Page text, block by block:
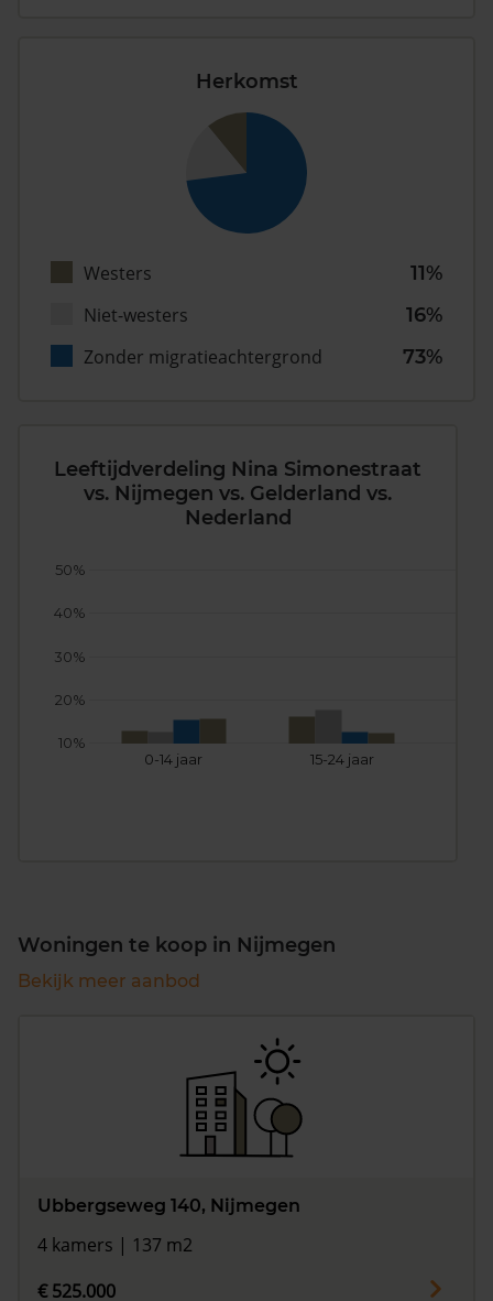
Herkomst
Westers
11%
Niet-westers
16%
Zonder migratieachtergrond
73%
Leeftijdverdeling Nina Simonestraat
vs. Nijmegen vs. Gelderland vs.
Nederland
0-14 jaar 15-24 jaar
10%
20%
30%
40%
50%
Woningen te koop in Nijmegen
Bekijk meer aanbod
Ubbergseweg 140, Nijmegen
4 kamers | 137 m2
€ 525.000